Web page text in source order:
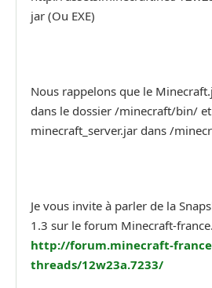
jar (Ou EXE)
Nous rappelons que le
dans le dossier /minecraft/bin/
minecraft_server.jar dans /
Je vous invite à parler de la
1.3 sur le forum Minecraft-
http://forum.minecraft-
threads/12w23a.7233/